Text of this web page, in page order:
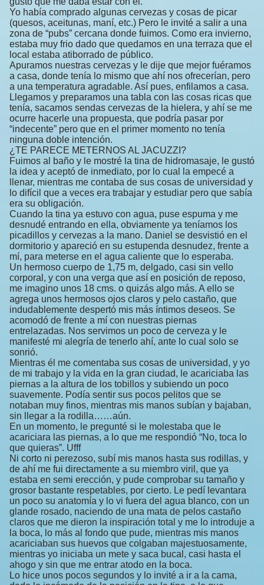
Yo había comprado algunas cervezas y cosas de picar
(quesos, aceitunas, maní, etc.) Pero le invité a salir a una
zona de “pubs” cercana donde fuimos. Como era invierno,
estaba muy frio dado que quedamos en una terraza que el
local estaba atiborrado de público.
Apuramos nuestras cervezas y le dije que mejor fuéramos
a casa, donde tenía lo mismo que ahí nos ofrecerían, pero
a una temperatura agradable. Así pues, enfilamos a casa.
Llegamos y preparamos una tabla con las cosas ricas que
tenía, sacamos sendas cervezas de la hielera, y ahí se me
ocurre hacerle una propuesta, que podría pasar por
“indecente” pero que en el primer momento no tenía
ninguna doble intención.
¿TE PARECE METERNOS AL JACUZZI?
Fuimos al baño y le mostré la tina de hidromasaje, le gustó
la idea y aceptó de inmediato, por lo cual la empecé a
llenar, mientras me contaba de sus cosas de universidad y
lo difícil que a veces era trabajar y estudiar pero que sabía
era su obligación.
Cuando la tina ya estuvo con agua, puse espuma y me
desnudé entrando en ella, obviamente ya teníamos los
picadillos y cervezas a la mano. Daniel se desvistió en el
dormitorio y apareció en su estupenda desnudez, frente a
mí, para meterse en el agua caliente que lo esperaba.
Un hermoso cuerpo de 1,75 m, delgado, casi sin vello
corporal, y con una verga que así en posición de reposo,
me imagino unos 18 cms. o quizás algo más. A ello se
agrega unos hermosos ojos claros y pelo castaño, que
indudablemente despertó mis más íntimos deseos. Se
acomodó de frente a mí con nuestras piernas
entrelazadas. Nos servimos un poco de cerveza y le
manifesté mi alegría de tenerlo ahí, ante lo cual solo se
sonrió.
Mientras él me comentaba sus cosas de universidad, y yo
de mi trabajo y la vida en la gran ciudad, le acariciaba las
piernas a la altura de los tobillos y subiendo un poco
suavemente. Podía sentir sus pocos pelitos que se
notaban muy finos, mientras mis manos subían y bajaban,
sin llegar a la rodilla……aún.
En un momento, le pregunté si le molestaba que le
acariciara las piernas, a lo que me respondió “No, toca lo
que quieras”. Ufff
Ni corto ni perezoso, subí mis manos hasta sus rodillas, y
de ahí me fui directamente a su miembro viril, que ya
estaba en semi erección, y pude comprobar su tamaño y
grosor bastante respetables, por cierto. Le pedí levantara
un poco su anatomía y lo vi fuera del agua blanco, con un
glande rosado, naciendo de una mata de pelos castaño
claros que me dieron la inspiración total y me lo introduje a
la boca, lo más al fondo que pude, mientras mis manos
acariciaban sus huevos que colgaban majestuosamente,
mientras yo iniciaba un mete y saca bucal, casi hasta el
ahogo y sin que me entrar atodo en la boca.
Lo hice unos pocos segundos y lo invité a ir a la cama,